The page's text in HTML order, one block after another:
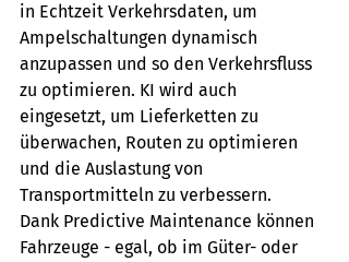
in Echtzeit Verkehrsdaten, um
Ampelschaltungen dynamisch
anzupassen und so den Verkehrsfluss
zu optimieren. KI wird auch
eingesetzt, um Lieferketten zu
überwachen, Routen zu optimieren
und die Auslastung von
Transportmitteln zu verbessern.
Dank Predictive Maintenance können
Fahrzeuge - egal, ob im Güter- oder